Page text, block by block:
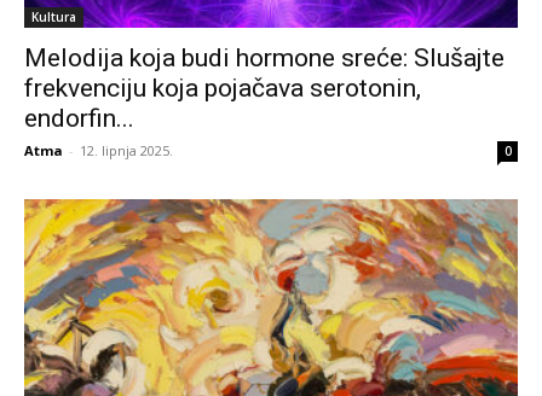
Kultura
Melodija koja budi hormone sreće: Slušajte
frekvenciju koja pojačava serotonin,
endorfin...
Atma - 12. lipnja 2025. 0